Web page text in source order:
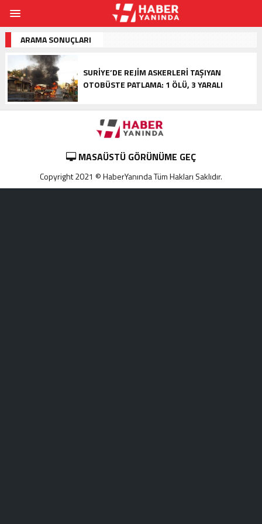
ARAMA SONUÇLARI
SURIYE’DE REJIM ASKERLERI TAŞIYAN
OTOBÜSTE PATLAMA: 1 ÖLÜ, 3 YARALI
MASAÜSTÜ GÖRÜNÜME GEÇ
Copyright 2021 © HaberYanında Tüm Hakları Saklıdır.